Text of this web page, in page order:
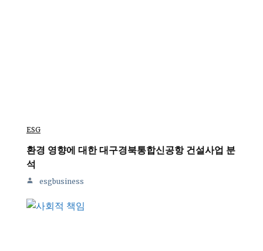
ESG
환경 영향에 대한 대구경북통합신공항 건설사업 분
석
esgbusiness